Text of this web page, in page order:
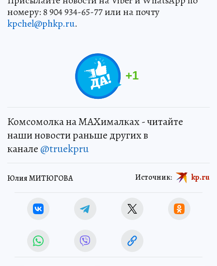
номеру: 8 904 934-65-77 или на почту
kpchel@phkp.ru.
+1
Комсомолка на MAXималках - читайте
наши новости раньше других в
канале @truekpru
Юлия МИТЮГОВА Источник: kp.ru